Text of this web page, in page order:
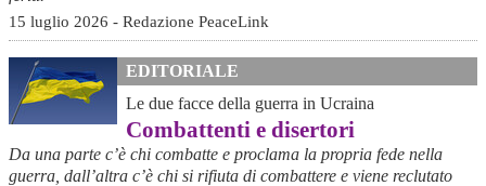
15 luglio 2026 - Redazione PeaceLink
EDITORIALE
Le due facce della guerra in Ucraina
Combattenti e disertori
Da una parte c’è chi combatte e proclama la propria fede nella
guerra, dall’altra c’è chi si rifiuta di combattere e viene reclutato